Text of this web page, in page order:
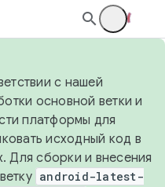
с нашей
основной ветки и
платформы для
исходный код в
Для сборки и внесения
android-latest-